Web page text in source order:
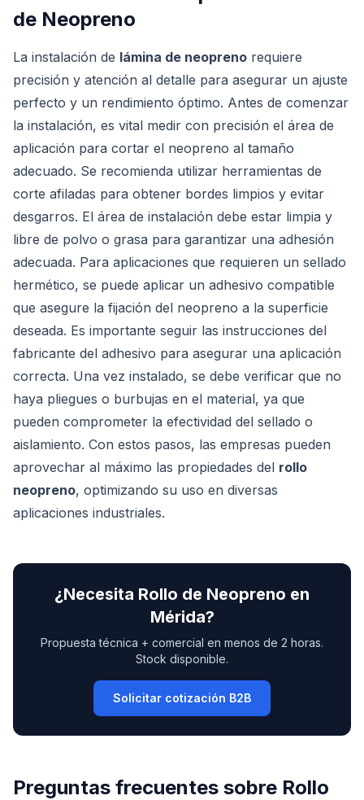
de Neopreno
La instalación de lámina de neopreno requiere
precisión y atención al detalle para asegurar un ajuste
perfecto y un rendimiento óptimo. Antes de comenzar
la instalación, es vital medir con precisión el área de
aplicación para cortar el neopreno al tamaño
adecuado. Se recomienda utilizar herramientas de
corte afiladas para obtener bordes limpios y evitar
desgarros. El área de instalación debe estar limpia y
libre de polvo o grasa para garantizar una adhesión
adecuada. Para aplicaciones que requieren un sellado
hermético, se puede aplicar un adhesivo compatible
que asegure la fijación del neopreno a la superficie
deseada. Es importante seguir las instrucciones del
fabricante del adhesivo para asegurar una aplicación
correcta. Una vez instalado, se debe verificar que no
haya pliegues o burbujas en el material, ya que
pueden comprometer la efectividad del sellado o
aislamiento. Con estos pasos, las empresas pueden
aprovechar al máximo las propiedades del rollo
neopreno, optimizando su uso en diversas
aplicaciones industriales.
¿Necesita Rollo de Neopreno en
Mérida?
Propuesta técnica + comercial en menos de 2 horas.
Stock disponible.
Solicitar cotización B2B
Preguntas frecuentes sobre Rollo